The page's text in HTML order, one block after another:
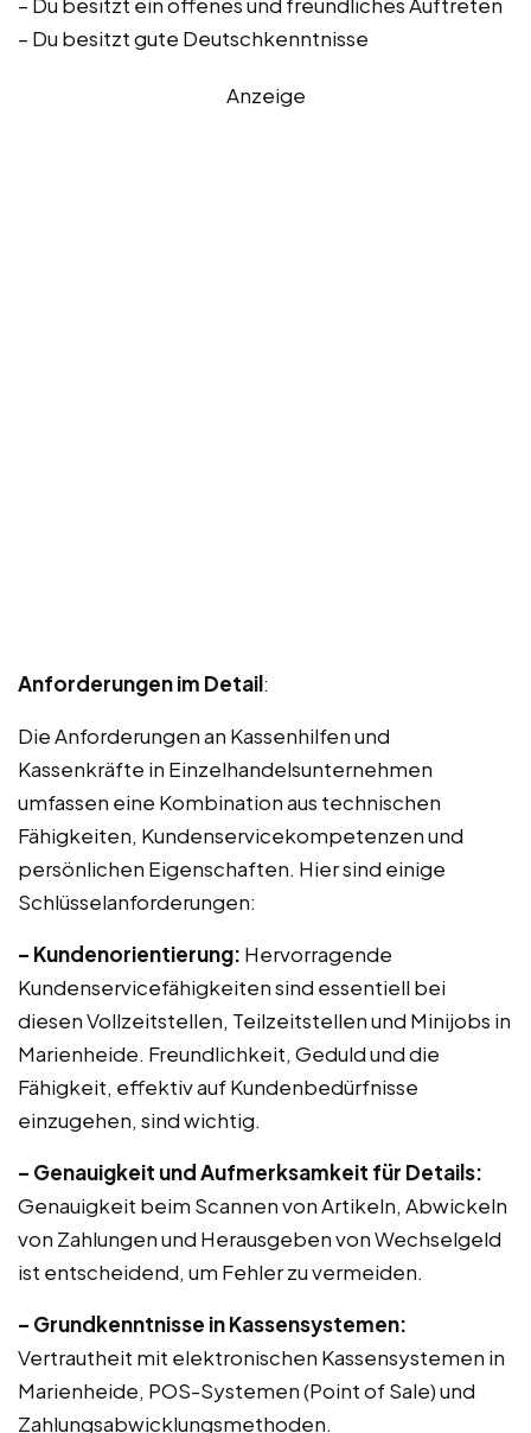
– Du besitzt gute Deutschkenntnisse
Anzeige
Anforderungen im Detail:
Die Anforderungen an Kassenhilfen und
Kassenkräfte in Einzelhandelsunternehmen
umfassen eine Kombination aus technischen
Fähigkeiten, Kundenservicekompetenzen und
persönlichen Eigenschaften. Hier sind einige
Schlüsselanforderungen:
– Kundenorientierung: Hervorragende
Kundenservicefähigkeiten sind essentiell bei
diesen Vollzeitstellen, Teilzeitstellen und Minijobs in
Marienheide. Freundlichkeit, Geduld und die
Fähigkeit, effektiv auf Kundenbedürfnisse
einzugehen, sind wichtig.
– Genauigkeit und Aufmerksamkeit für Details:
Genauigkeit beim Scannen von Artikeln, Abwickeln
von Zahlungen und Herausgeben von Wechselgeld
ist entscheidend, um Fehler zu vermeiden.
– Grundkenntnisse in Kassensystemen:
Vertrautheit mit elektronischen Kassensystemen in
Marienheide, POS-Systemen (Point of Sale) und
Zahlungsabwicklungsmethoden.